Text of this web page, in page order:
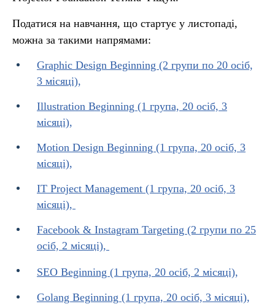
Податися на навчання, що стартує у листопаді,
можна за такими напрямами:
Graphic Design Beginning (2 групи по 20 осіб,
3 місяці),
Illustration Beginning (1 група, 20 осіб, 3
місяці),
Motion Design Beginning (1 група, 20 осіб, 3
місяці),
IT Project Management (1 група, 20 осіб, 3
місяці),
Facebook & Instagram Targeting (2 групи по 25
осіб, 2 місяці),
SEO Beginning (1 група, 20 осіб, 2 місяці),
Golang Beginning (1 група, 20 осіб, 3 місяці),